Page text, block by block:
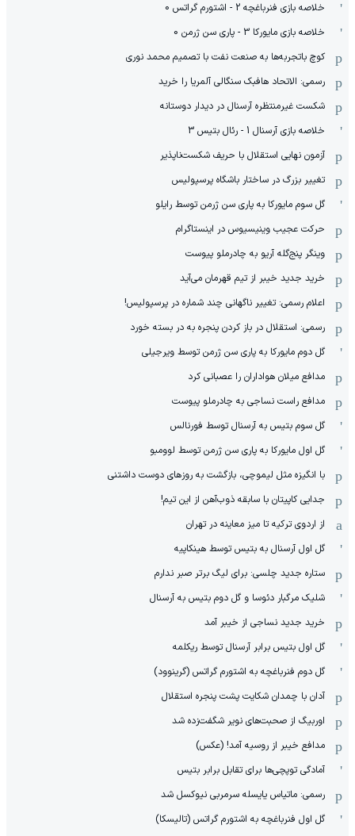
خلاصه بازی فنرباغچه 2 - اشتورم گراتس 0
خلاصه بازی مایورکا 3 - پاری سن ژرمن 0
کوچ باتجربه‌ها به صنعت نفت با تصمیم محمد نوری
رسمی: الاتحاد هافبک سنگالی آلمریا را خرید
شکست غیرمنتظره آرسنال در دیدار دوستانه
خلاصه بازی آرسنال 1 - رئال بتیس 3
آزمون نهایی استقلال با حریف شکست‌ناپذیر
تغییر بزرگ در ساختار باشگاه پرسپولیس
گل سوم مایورکا به پاری سن ژرمن توسط رایلو
حرکت عجیب وینیسیوس در اینستاگرام
وینگر پنج‌گله آریو به چادرملو پیوست
خرید جدید خیبر از تیم قهرمان می‌آید
اعلام رسمی: تغییر ناگهانی چند شماره در پرسپولیس!
رسمی: استقلال در باز کردن پنجره به در بسته خورد
گل دوم مایورکا به پاری سن ژرمن توسط ویرجیلی
مدافع میلان هواداران را عصبانی کرد
مدافع راست نساجی به چادرملو پیوست
گل سوم بتیس به آرسنال توسط فورنالس
گل اول مایورکا به پاری سن ژرمن توسط لوومبو
با انگیزه مثل لیموچی، بازگشت به روزهای دوست داشتنی
جدایی کاپیتان با سابقه ذوب‌آهن از این تیم!
از اردوی ترکیه تا میز معاینه در تهران
گل اول آرسنال به بتیس توسط هینکاپیه
ستاره جدید چلسی: برای لیگ برتر صبر ندارم
شلیک مرگبار دئوسا و گل دوم بتیس به آرسنال
خرید جدید نساجی از خیبر آمد
گل اول بتیس برابر آرسنال توسط ریکلمه
گل دوم فنرباغچه به اشتورم گراتس (گرینوود)
آدان با چمدان شکایت پشت پنجره استقلال
اوربیگ از صحبت‌های نویر شگفت‌زده شد
مدافع خیبر از روسیه آمد! (عکس)
آمادگی توپچی‌ها برای تقابل برابر بتیس
رسمی: ماتیاس یایسله سرمربی نیوکسل شد
گل اول فنرباغچه به اشتورم گراتس (تالیسکا)